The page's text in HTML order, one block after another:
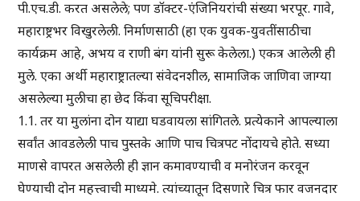
पी.एच.डी. करत असलेले; पण डॉक्टर-एंजिनियरांची संख्या भरपूर. गावे,
महाराष्ट्रभर विखुरलेली. निर्माणसाठी (हा एक युवक-युवतींसाठीचा
कार्यक्रम आहे, अभय व राणी बंग यांनी सुरू केलेला.) एकत्र आलेली ही
मुले. एका अर्थी महाराष्ट्रातल्या संवेदनशील, सामाजिक जाणिवा जाग्या
असलेल्या मुलीचा हा छेद किंवा सूचिपरीक्षा.
1.1. तर या मुलांना दोन याद्या घडवायला सांगितले. प्रत्येकाने आपल्याला
सर्वांत आवडलेली पाच पुस्तके आणि पाच चित्रपट नोंदायचे होते. सध्या
माणसे वापरत असलेली ही ज्ञान कमावण्याची व मनोरंजन करवून
घेण्याची दोन महत्त्वाची माध्यमे. त्यांच्यातून दिसणारे चित्र फार वजनदार